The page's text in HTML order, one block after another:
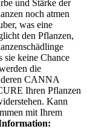
und Stärke der
noch atmen
was eine
den Pflanzen,
sie keine Chance
die
CANNA
Ihren Pflanzen
Kann
mit Ihrem